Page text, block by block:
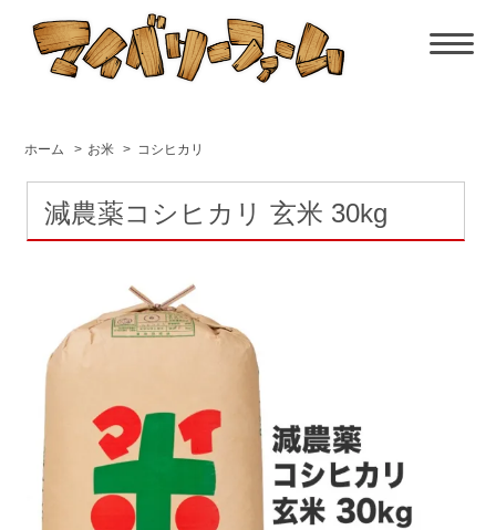
ホーム > お米 > コシヒカリ
減農薬コシヒカリ 玄米 30kg